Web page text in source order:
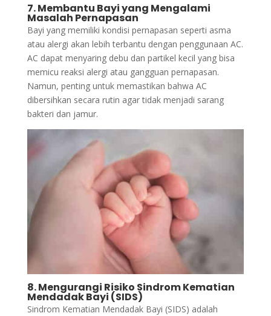
7. Membantu Bayi yang Mengalami
Masalah Pernapasan
Bayi yang memiliki kondisi pernapasan seperti asma
atau alergi akan lebih terbantu dengan penggunaan AC.
AC dapat menyaring debu dan partikel kecil yang bisa
memicu reaksi alergi atau gangguan pernapasan.
Namun, penting untuk memastikan bahwa AC
dibersihkan secara rutin agar tidak menjadi sarang
bakteri dan jamur.
8. Mengurangi Risiko Sindrom Kematian
Mendadak Bayi (SIDS)
Sindrom Kematian Mendadak Bayi (SIDS) adalah